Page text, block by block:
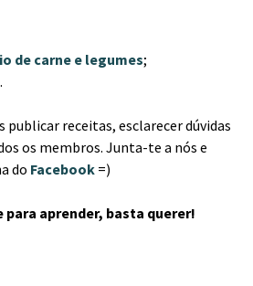
de carne e legumes;
.
publicar receitas, esclarecer dúvidas
os membros. Junta-te a nós e
do Facebook =)
para aprender, basta querer!